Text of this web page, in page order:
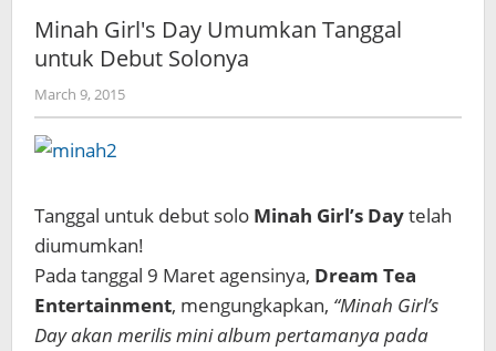
Minah Girl's Day Umumkan Tanggal
untuk Debut Solonya
March 9, 2015by
Koreanindo
Tanggal untuk debut solo Minah Girl’s Daytelah
diumumkan!
Pada tanggal 9 Maret agensinya, Dream Tea
Entertainment, mengungkapkan, “Minah Girl’s
Day akan merilis mini album pertamanya pada